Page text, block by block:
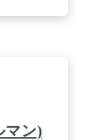
はありま
中性洗剤
。 ／ ※保
果が下が
マン)